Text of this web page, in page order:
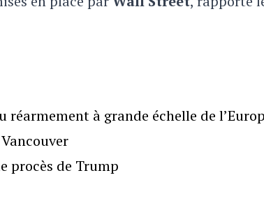
réarmement à grande échelle de
procès de Trump